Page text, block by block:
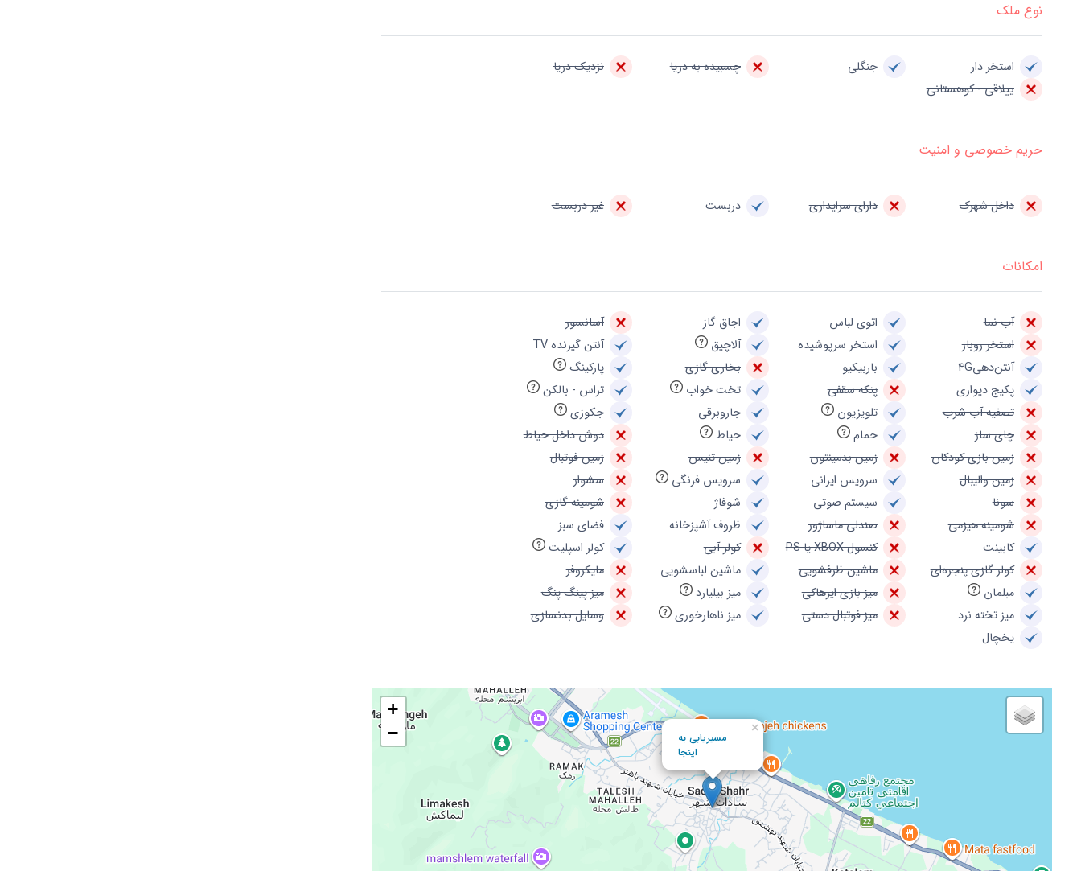
نوع ملک
استخر دار جنگلی چسبیده به دریا
نزدیک دریا
ییلاقی - کوهستانی
حریم خصوصی و امنیت
داخل شهرک دارای سرایداری دربست غیر دربست
امکانات
آب نما اتوی لباس اجاق گاز
آسانسور
استخر روباز
استخر سرپوشیده آلاچیق
آنتن گیرنده TV
آنتن‌دهی4G
باربیکیو بخاری گازی
پارکینگ
پکیج دیواری
پنکه سقفی تخت خواب
تراس - بالکن
تصفیه آب شرب
تلویزیون جاروبرقی
جکوزی
چای ساز
حمام حیاط
دوش داخل حیاط
زمین بازی کودکان
زمین بدمینتون زمین تنیس
زمین فوتبال
زمین والیبال
سرویس ایرانی سرویس فرنگی
سشوار
سونا
سیستم صوتی شوفاژ
شومینه گازی
شومینه هیزمی
صندلی ماساژور ظروف آشپزخانه
فضای سبز
کابینت
کنسول XBOX یا PS کولر آبی
کولر اسپلیت
کولر گازی پنجره‌ای
ماشین ظرفشویی ماشین لباسشویی
مایکروفر
مبلمان
میز بازی ایرهاکی میز بیلیارد
میز پینگ پنگ
میز تخته نرد
میز فوتبال دستی میز ناهارخوری
وسایل بدنسازی
یخچال
مسیریابی به
اینجا
×
+
−